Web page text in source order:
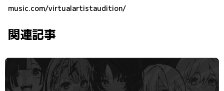
music.com/virtualartistaudition/
関連記事